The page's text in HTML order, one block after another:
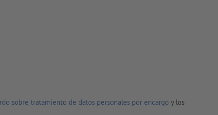
sobre tratamiento de datos personales por encargo y los